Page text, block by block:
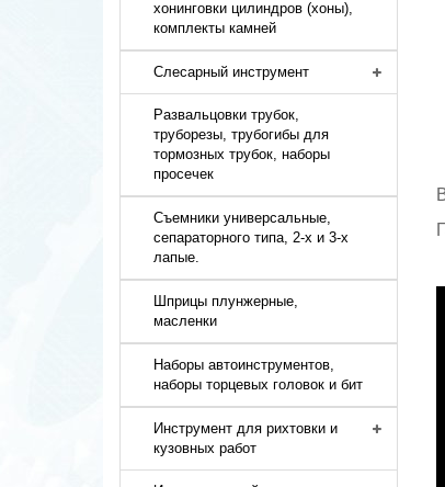
хонинговки цилиндров (хоны),
комплекты камней
Слесарный инструмент
Развальцовки трубок,
труборезы, трубогибы для
тормозных трубок, наборы
просечек
Съемники универсальные,
сепараторного типа, 2-х и 3-х
лапые.
Шприцы плунжерные,
масленки
Наборы автоинструментов,
наборы торцевых головок и бит
Инструмент для рихтовки и
кузовных работ